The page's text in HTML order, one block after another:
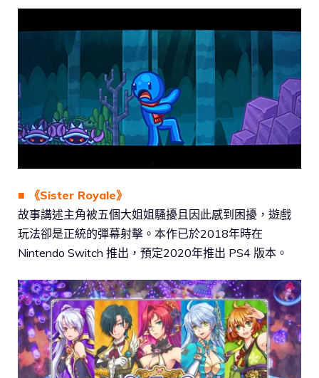
■ 《Sister Royale》
故事講述主角被五個大姐姐騷擾且因此感到困擾，遊戲
玩法卻是正統的彈幕射擊。本作已於2018年時在
Nintendo Switch 推出，預定2020年推出 PS4 版本。